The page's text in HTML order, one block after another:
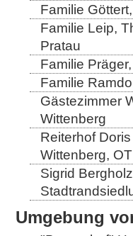
Familie
Familie Leip,
Pratau
Familie
Familie
Gästezimmer
Wittenberg
Reiterhof
Wittenberg,
Sigrid
Umgebung